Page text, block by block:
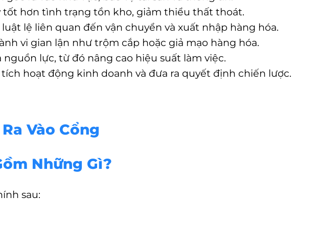
tốt hơn tình trạng tồn kho, giảm thiểu thất thoát.
lệ liên quan đến vận chuyển và xuất nhập hàng hóa.
vi gian lận như trộm cắp hoặc giả mạo hàng hóa.
lực, từ đó nâng cao hiệu suất làm việc.
hoạt động kinh doanh và đưa ra quyết định chiến lược.
Những Gì?
sau: